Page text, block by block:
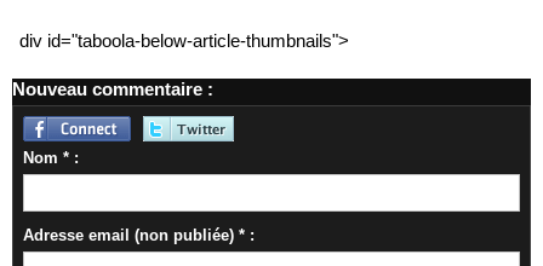
div id="taboola-below-article-thumbnails">
Nouveau commentaire :
Nom * :
Adresse email (non publiée) * :